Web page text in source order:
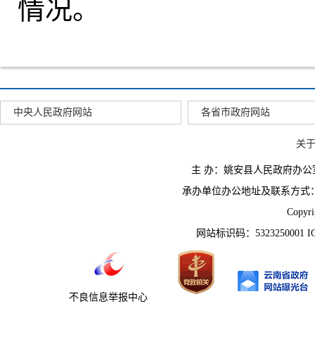
情况。
中央人民政府网站 各省市政府网站
关
主 办：姚安县人民政府办
承办单位办公地址及联系方式
网站标识码：5323250001
不良信息举报中心